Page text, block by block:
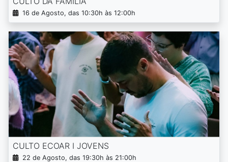
16 de Agosto, das 10:30h às 12:00h
CULTO ECOAR I JOVENS
22 de Agosto, das 19:30h às 21:00h